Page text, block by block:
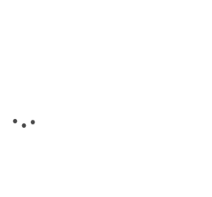
...